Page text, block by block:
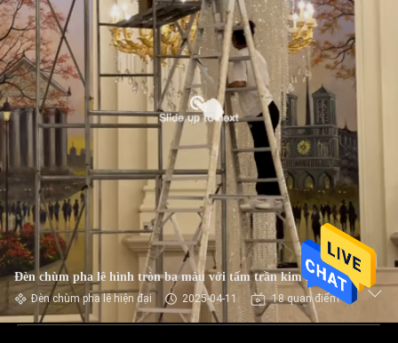
Đèn chùm pha lê hình tròn ba màu với tấm trần kim loại
Đèn chùm pha lê hiện đại 2025-04-11 18 quan điểm